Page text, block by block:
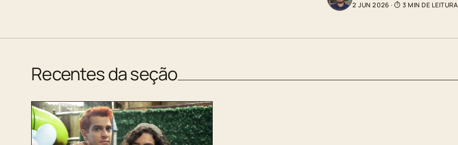
2 JUN 2026 ·⏱ 3 MIN DE LEITURA
Recentes da seção